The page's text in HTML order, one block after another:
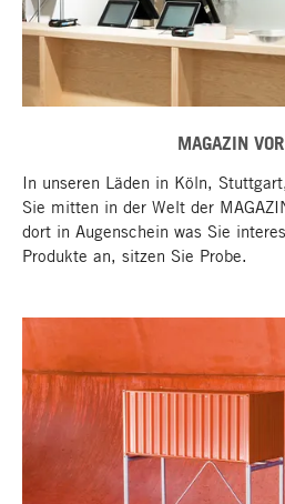
MAGAZIN
In unseren Läden in Köln,
Sie mitten in der Welt der
dort in Augenschein was Sie
Produkte an, sitzen Sie Probe.